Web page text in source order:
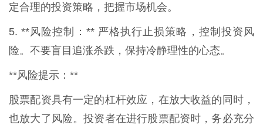
定合理的投资策略，把握市场机会。
5. **风险控制：** 严格执行止损策略，控制投资风
险。不要盲目追涨杀跌，保持冷静理性的心态。
**风险提示：**
股票配资具有一定的杠杆效应，在放大收益的同时，
也放大了风险。投资者在进行股票配资时，务必充分